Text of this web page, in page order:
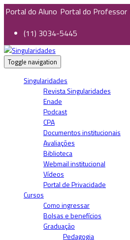
Portal do Aluno Portal do Professor
(11) 3034-5445
Toggle navigation
Singularidades
Revista Singularidades
Enade
Podcast
CPA
Documentos institucionais
Avaliações
Biblioteca
Webmail institucional
Vídeos
Portal de Privacidade
Cursos
Como ingressar
Bolsas e benefícios
Graduação
Pedagogia